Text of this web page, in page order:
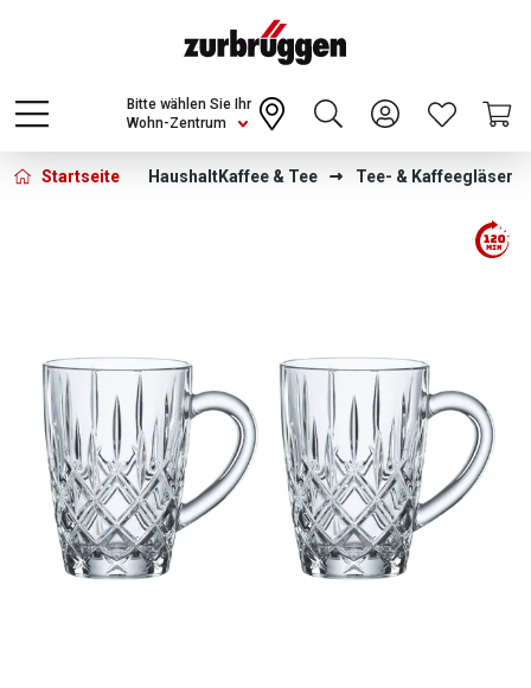
Choose a different country or region to see
content for your location and shop online
CONTINUE
Wohn-Zentrum
Bitte wählen Sie Ihr
Startseite HaushaltKaffee & Tee Tee- & Kaffeegläser